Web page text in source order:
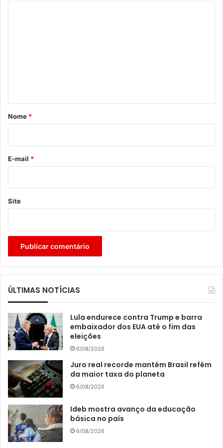
r
*
Nome *
E-mail *
Site
ÚLTIMAS NOTÍCIAS
Lula endurece contra Trump e barra
embaixador dos EUA até o fim das
eleições
6/08/2026
Juro real recorde mantém Brasil refém
da maior taxa do planeta
6/08/2026
Ideb mostra avanço da educação
básica no país
6/08/2026